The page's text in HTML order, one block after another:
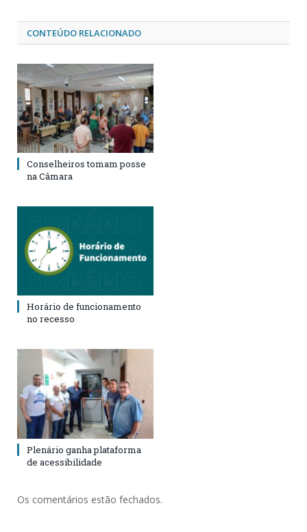
CONTEÚDO RELACIONADO
Conselheiros tomam posse
na Câmara
Horário de funcionamento
no recesso
Plenário ganha plataforma
de acessibilidade
Os comentários estão fechados.